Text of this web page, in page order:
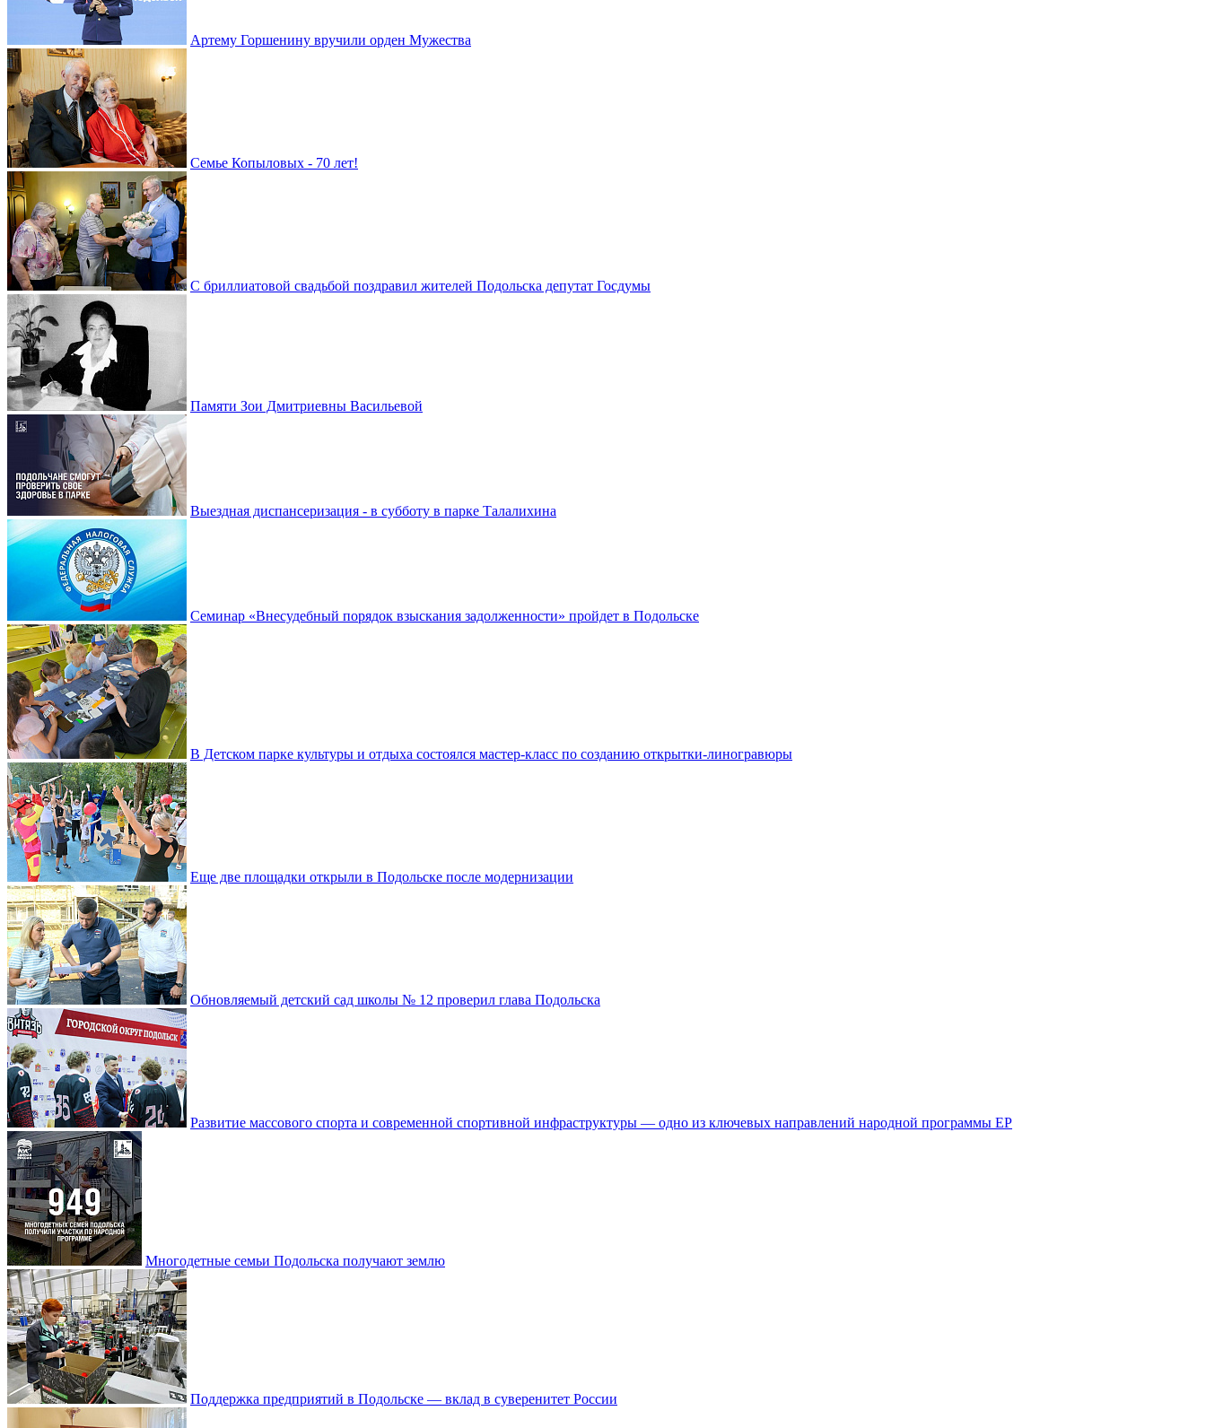
Артему Горшенину вручили орден Мужества
Семье Копыловых - 70 лет!
С бриллиатовой свадьбой поздравил жителей Подольска депутат Госдумы
Памяти Зои Дмитриевны Васильевой
Выездная диспансеризация - в субботу в парке Талалихина
Семинар «Внесудебный порядок взыскания задолженности» пройдет в Подольске
В Детском парке культуры и отдыха состоялся мастер-класс по созданию открытки-линогравюры
Еще две площадки открыли в Подольске после модернизации
Обновляемый детский сад школы № 12 проверил глава Подольска
Развитие массового спорта и современной спортивной инфраструктуры — одно из ключевых направлений народной программы ЕР
Многодетные семьи Подольска получают землю
Поддержка предприятий в Подольске — вклад в суверенитет России